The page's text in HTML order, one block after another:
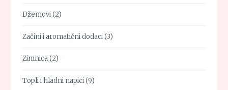
Džemovi(2)
Začini i aromatični dodaci(3)
Zimnica(2)
Topli i hladni napici(9)